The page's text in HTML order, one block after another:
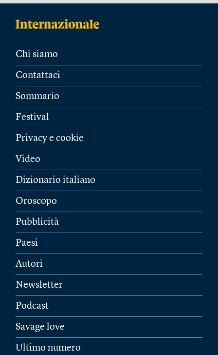
Chi siamo
Contattaci
Sommario
Festival
Privacy e cookie
Video
Dizionario italiano
Oroscopo
Pubblicità
Paesi
Autori
Newsletter
Podcast
Savage love
Ultimo numero